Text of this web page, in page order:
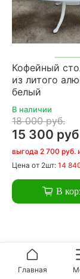
Кофейный
из литого
белый
В наличии
18 000 руб.
15 300
выгода 2 700 руб.
Цена от 2шт: 14
В
Главная